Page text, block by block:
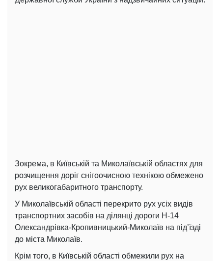
Зокрема, в Київській та Миколаївській областях для
розчищення доріг снігоочисною технікою обмежено
рух великогабаритного транспорту.
У Миколаївській області перекрито рух усіх видів
транспортних засобів на ділянці дороги Н-14
Олександрівка-Кропивницький-Миколаїв на під’їзді
до міста Миколаїв.
Крім того, в Київській області обмежили рух на